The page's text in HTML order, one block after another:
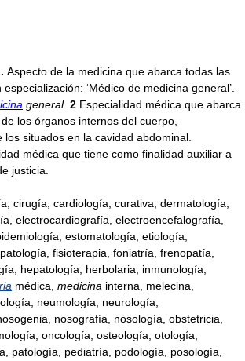
Aspecto de la medicina que abarca todas las
‘Médico de medicina general’.
general. 2 Especialidad médica que abarca
los órganos internos del cuerpo,
los situados en la cavidad abdominal.
médica que tiene como finalidad auxiliar a
justicia.
cirugía, cardiología, curativa, dermatología,
electrocardiografía, electroencefalografía,
estomatología, etiología,
fisioterapia, foniatría, frenopatía,
hepatología, herbolaria, inmunología,
médica, medicina interna, melecina,
neumología, neurología,
nosografía, nosología, obstetricia,
oncología, osteología, otología,
patología, pediatría, podología, posología,